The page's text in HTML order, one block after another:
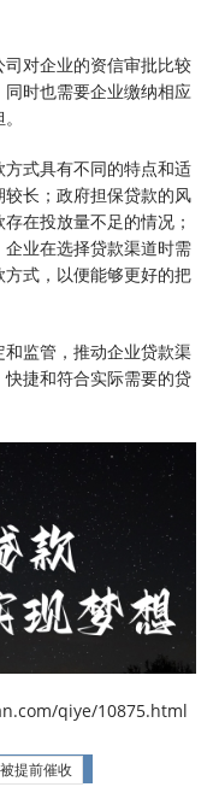
对企业的资信审批比较
时也需要企业缴纳相应
式具有不同的特点和适
长；政府担保贷款的风
在投放量不足的情况；
业在选择贷款渠道时需
式，以便能够更好的把
监管，推动企业贷款渠
捷和符合实际需要的贷
qiye/10875.html
提前催收